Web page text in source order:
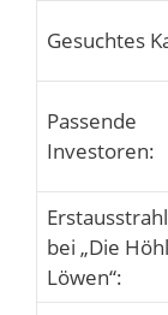
Gesuchtes
Passende
Investoren:
bei „Die
Löwen“: